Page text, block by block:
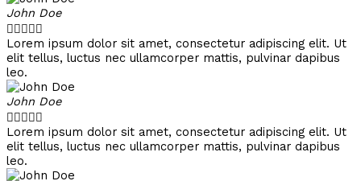
John Doe

Lorem ipsum dolor sit amet, consectetur adipiscing elit. Ut
elit tellus, luctus nec ullamcorper mattis, pulvinar dapibus
leo.
John Doe

Lorem ipsum dolor sit amet, consectetur adipiscing elit. Ut
elit tellus, luctus nec ullamcorper mattis, pulvinar dapibus
leo.